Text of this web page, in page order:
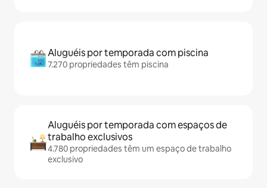
Aluguéis por temporada com piscina
7.270 propriedades têm piscina
Aluguéis por temporada com espaços de
trabalho exclusivos
4.780 propriedades têm um espaço de trabalho
exclusivo